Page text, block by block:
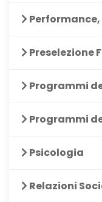
Preselezione
Programmi
Programmi
Psicologia
Relazioni